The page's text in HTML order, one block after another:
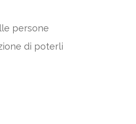
persone
di poterli